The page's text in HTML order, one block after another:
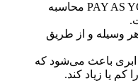
هزینه‌ مصرف به روش PAY AS YOU GO محاسبه
هر وسیله و از طریق
باعث می‌شود که
کم یا زیاد کند.